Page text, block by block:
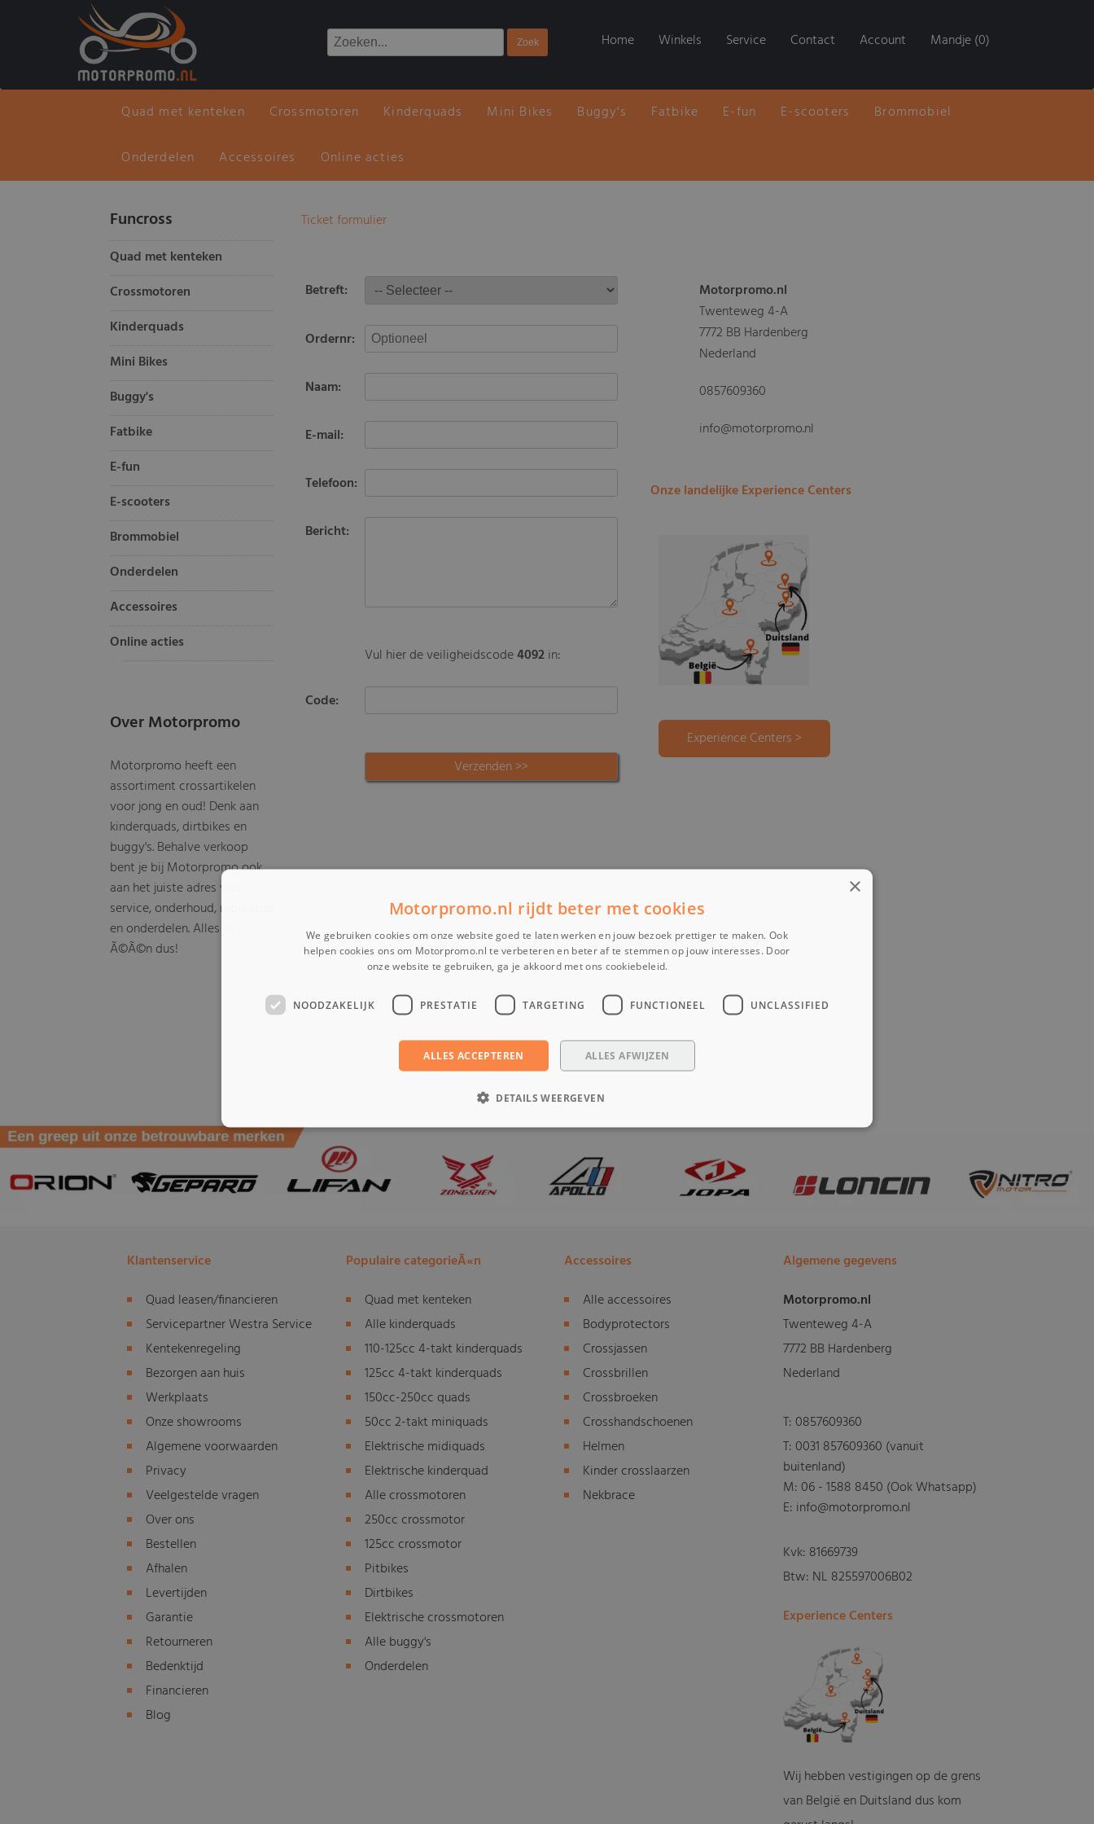
Home Winkels Service Contact Account Mandje (0)
Quad met kenteken Crossmotoren Kinderquads Mini Bikes Buggy's Fatbike E-fun E-scooters Brommobiel
Onderdelen Accessoires Online acties
Funcross
Quad met kenteken
Crossmotoren
Kinderquads
Mini Bikes
Buggy's
Fatbike
E-fun
E-scooters
Brommobiel
Onderdelen
Accessoires
Online acties
Over Motorpromo
Motorpromo heeft een
assortiment crossartikelen
voor jong en oud! Denk aan
kinderquads, dirtbikes en
buggy's. Behalve verkoop
bent je bij Motorpromo ook
aan het juiste adres voor
service, onderhoud, reparaties
en onderdelen. Alles in
Ã©Ã©n dus!
Ticket formulier
Betreft:
Ordernr:
Naam:
E-mail:
Telefoon:
Bericht:
Vul hier de veiligheidscode4092in:
Code:
Motorpromo.nl
Twenteweg 4-A
7772 BB Hardenberg
Nederland
0857609360
info@motorpromo.nl
Onze landelijke Experience Centers
Experience Centers >
Klantenservice
Quad leasen/financieren
Servicepartner Westra Service
Kentekenregeling
Bezorgen aan huis
Werkplaats
Onze showrooms
Algemene voorwaarden
Privacy
Veelgestelde vragen
Over ons
Bestellen
Afhalen
Levertijden
Garantie
Retourneren
Bedenktijd
Financieren
Blog
Populaire categorieÃ«n
Quad met kenteken
Alle kinderquads
110-125cc 4-takt kinderquads
125cc 4-takt kinderquads
150cc-250cc quads
50cc 2-takt miniquads
Elektrische midiquads
Elektrische kinderquad
Alle crossmotoren
250cc crossmotor
125cc crossmotor
Pitbikes
Dirtbikes
Elektrische crossmotoren
Alle buggy's
Onderdelen
Accessoires
Alle accessoires
Bodyprotectors
Crossjassen
Crossbrillen
Crossbroeken
Crosshandschoenen
Helmen
Kinder crosslaarzen
Nekbrace
Algemene gegevens
Motorpromo.nl
Twenteweg 4-A
7772 BB Hardenberg
Nederland
T:0857609360
T:0031 857609360 (vanuit
buitenland)
M:06 - 1588 8450 (Ook Whatsapp)
E: info@motorpromo.nl
Kvk: 81669739
Btw: NL 825597006B02
Experience Centers
Wij hebben vestigingen op de grens
van België en Duitsland dus kom
×
Motorpromo.nl rijdt beter met cookies
We gebruiken cookies om onze website goed te laten werken en jouw bezoek prettiger te maken. Ook
helpen cookies ons om Motorpromo.nl te verbeteren en beter af te stemmen op jouw interesses. Door
onze website te gebruiken, ga je akkoord met ons cookiebeleid.
NOODZAKELIJK PRESTATIE TARGETING FUNCTIONEEL UNCLASSIFIED
ALLES ACCEPTEREN ALLES AFWIJZEN
DETAILS WEERGEVEN